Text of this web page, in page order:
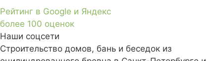
Рейтинг в Google и Яндекс
более 100 оценок
Наши соцсети
Строительство домов, бань и беседок из